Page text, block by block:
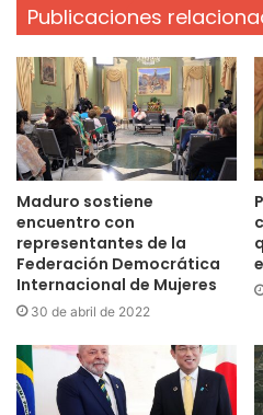
Publicaciones
Maduro sostiene
encuentro con
representantes de la
Federación Democrática
Internacional de Mujeres
30 de abril de 2022